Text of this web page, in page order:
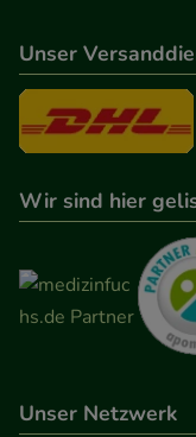
Unser
Wir sind hier
Unser Netzwerk